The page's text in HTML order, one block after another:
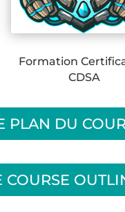
Formation
CDSA
PLAN DU